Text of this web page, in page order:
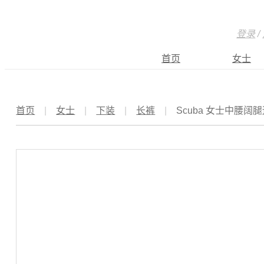
登录/
首页 女士
首页 女士 下装 长裤 Scuba 女士中腰阔